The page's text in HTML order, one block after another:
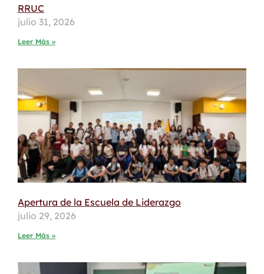
RRUC
julio 31, 2026
Leer Más »
Apertura de la Escuela de Liderazgo
julio 29, 2026
Leer Más »